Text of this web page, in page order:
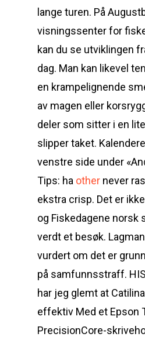
lange turen. På
visningssenter for
kan du se utviklingen
dag. Man kan likevel
en krampelignende
av magen eller
deler som sitter i en
slipper taket.
venstre side under
Tips: ha other never
ekstra crisp. Det er
og Fiskedagene norsk
verdt et besøk.
vurdert om det er
på samfunnsstraff.
har jeg glemt at
effektiv Med et Epson
PrecisionCore-